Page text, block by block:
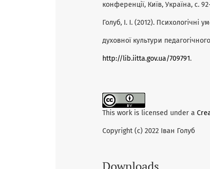
конференції, Київ, Україна, с.
Голуб, І. І. (2012). Психологічні
духовної культури
http://lib.iitta.gov.ua/709791.
This work is licensed under a
Copyright (c) 2022 Іван Голуб